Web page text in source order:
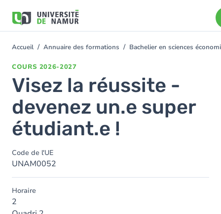
contenu
You
Accueil Annuaire des formations Bachelier en sciences
COURS 2026-2027
Visez la réussite -
devenez un.e super
étudiant.e !
Code de l'UE
UNAM0052
Horaire
2